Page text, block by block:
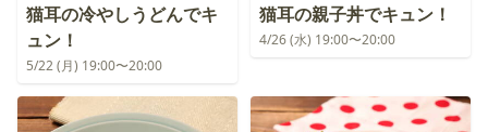
猫耳の冷やしうどんでキ
ュン！
5/22 (月) 19:00〜20:00
猫耳の親子丼でキュン！
4/26 (水) 19:00〜20:00